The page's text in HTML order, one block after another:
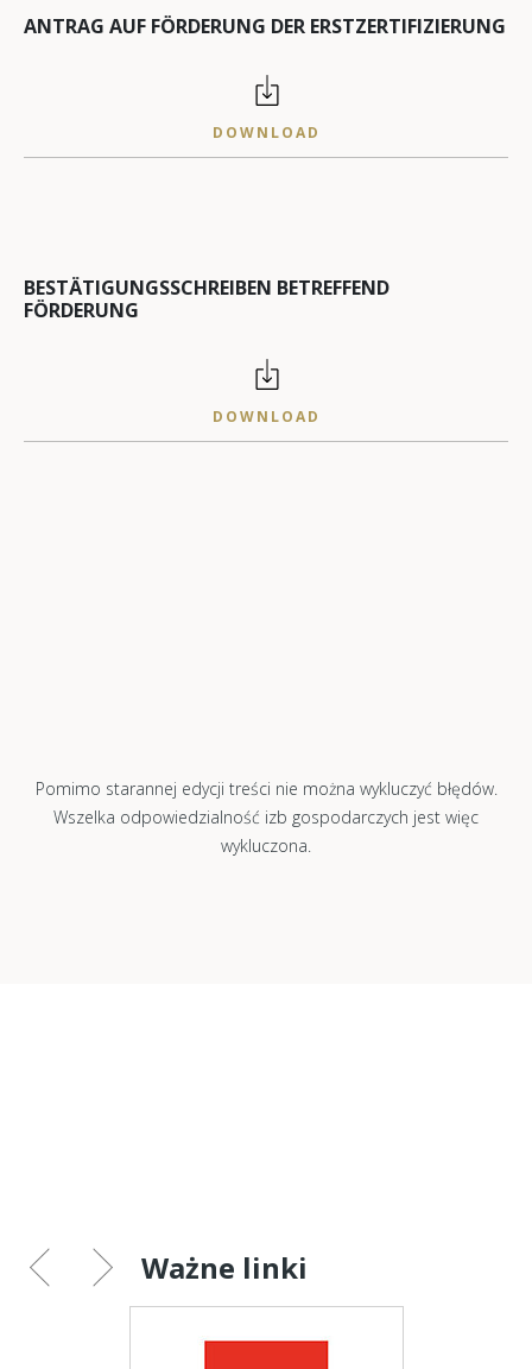
ANTRAG AUF FÖRDERUNG DER ERSTZERTIFIZIERUNG
DOWNLOAD
BESTÄTIGUNGSSCHREIBEN BETREFFEND
FÖRDERUNG
DOWNLOAD
Pomimo starannej edycji treści nie można wykluczyć błędów.
Wszelka odpowiedzialność izb gospodarczych jest więc
wykluczona.
Ważne linki